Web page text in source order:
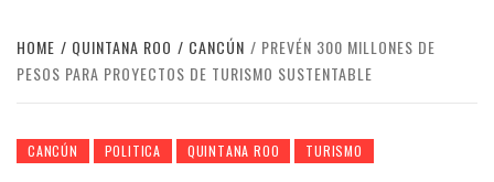
HOME QUINTANA ROO CANCÚN
PREVÉN 300 MILLONES DE
PESOS PARA PROYECTOS DE TURISMO SUSTENTABLE
CANCÚN POLITICA QUINTANA ROO TURISMO